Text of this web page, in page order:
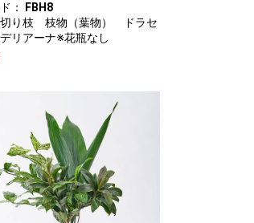
：
FBH8
切り枝 枝物（葉物） ドラセ
リアーナ※花瓶なし